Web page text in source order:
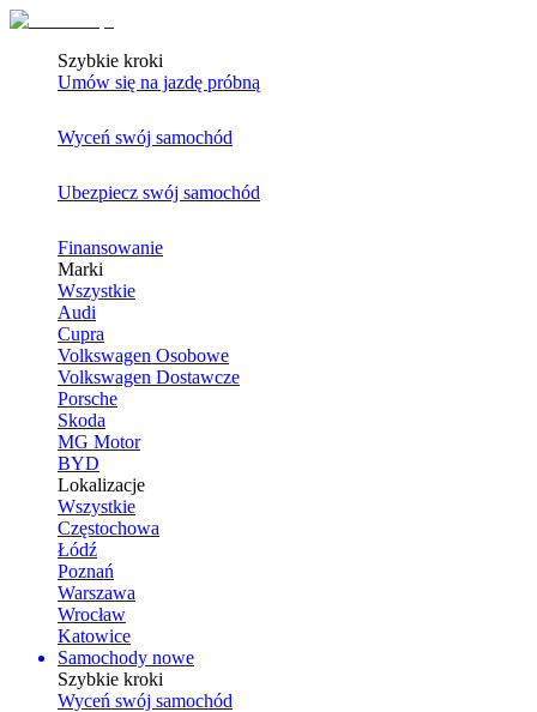
Szybkie kroki
Umów się na jazdę próbną
Wyceń swój samochód
Ubezpiecz swój samochód
Finansowanie
Marki
Wszystkie
Audi
Cupra
Volkswagen Osobowe
Volkswagen Dostawcze
Porsche
Skoda
MG Motor
BYD
Lokalizacje
Wszystkie
Częstochowa
Łódź
Poznań
Warszawa
Wrocław
Katowice
Samochody nowe
Szybkie kroki
Wyceń swój samochód